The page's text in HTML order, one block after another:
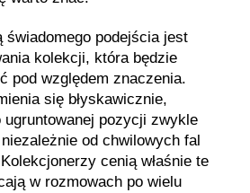
świadomego podejścia jest
kolekcji, która będzie
pod względem znaczenia.
się błyskawicznie,
ugruntowanej pozycji zwykle
od chwilowych fal
cenią właśnie te
w rozmowach po wielu